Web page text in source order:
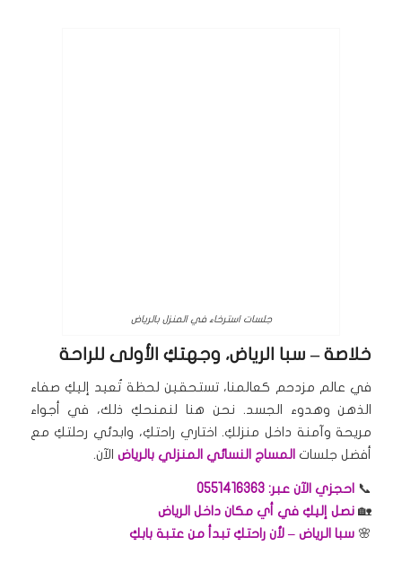
جلسات استرخاء في المنزل بالرياض
خلاصة – سبا الرياض، وجهتكِ الأولى للراحة
في عالم مزدحم كعالمنا، تستحقين لحظة تُعيد إليكِ صفاء
الذهن وهدوء الجسد. نحن هنا لنمنحكِ ذلك، في أجواء
مريحة وآمنة داخل منزلكِ. اختاري راحتكِ، وابدئي رحلتكِ مع
أفضل جلسات المساج النسائي المنزلي بالرياضالآن.
📞 احجزي الآن عبر: 0551416363
🏡 نصل إليكِ في أي مكان داخل الرياض
🌸 سبا الرياض – لأن راحتكِ تبدأ من عتبة بابكِ